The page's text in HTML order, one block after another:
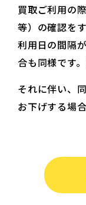
買取ご利用の
等）の確認を
利用日の間隔
合も同様です。
それに伴い、
お下げする場